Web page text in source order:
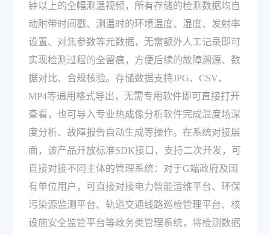
钟以上的全幅测温视频，所有存储的检测数据均自
动附带时间戳、测温时的环境温度、湿度、发射率
设置、对焦参数等元数据，无需额外人工记录即可
实现检测过程的全留痕，方便后续的故障溯源、数
据对比、合规核验。存储数据支持JPG、CSV、
MP4等通用格式导出，无需专用软件即可直接打开
查看，也可导入专业热成像分析软件完成温度场深
度分析、故障报告自动生成等操作。在系统对接层
面，该产品开放标准SDK接口，支持二次开发，可
直接对接不同主体的管理系统：对于G端政府及国
有单位用户，可直接对接电力智能运维平台、环保
污染源监测平台、轨道交通线路巡检管理平台、核
设施安全监管平台等政务类管理系统，将检测数据